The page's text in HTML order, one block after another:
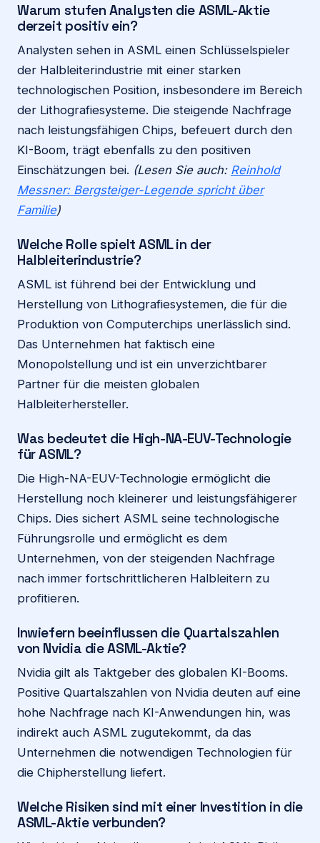
Warum stufen Analysten die ASML-Aktie
derzeit positiv ein?
Analysten sehen in ASML einen Schlüsselspieler
der Halbleiterindustrie mit einer starken
technologischen Position, insbesondere im Bereich
der Lithografiesysteme. Die steigende Nachfrage
nach leistungsfähigen Chips, befeuert durch den
KI-Boom, trägt ebenfalls zu den positiven
Einschätzungen bei. (Lesen Sie auch: Reinhold
Messner: Bergsteiger-Legende spricht über
Familie)
Welche Rolle spielt ASML in der
Halbleiterindustrie?
ASML ist führend bei der Entwicklung und
Herstellung von Lithografiesystemen, die für die
Produktion von Computerchips unerlässlich sind.
Das Unternehmen hat faktisch eine
Monopolstellung und ist ein unverzichtbarer
Partner für die meisten globalen
Halbleiterhersteller.
Was bedeutet die High-NA-EUV-Technologie
für ASML?
Die High-NA-EUV-Technologie ermöglicht die
Herstellung noch kleinerer und leistungsfähigerer
Chips. Dies sichert ASML seine technologische
Führungsrolle und ermöglicht es dem
Unternehmen, von der steigenden Nachfrage
nach immer fortschrittlicheren Halbleitern zu
profitieren.
Inwiefern beeinflussen die Quartalszahlen
von Nvidia die ASML-Aktie?
Nvidia gilt als Taktgeber des globalen KI-Booms.
Positive Quartalszahlen von Nvidia deuten auf eine
hohe Nachfrage nach KI-Anwendungen hin, was
indirekt auch ASML zugutekommt, da das
Unternehmen die notwendigen Technologien für
die Chipherstellung liefert.
Welche Risiken sind mit einer Investition in die
ASML-Aktie verbunden?